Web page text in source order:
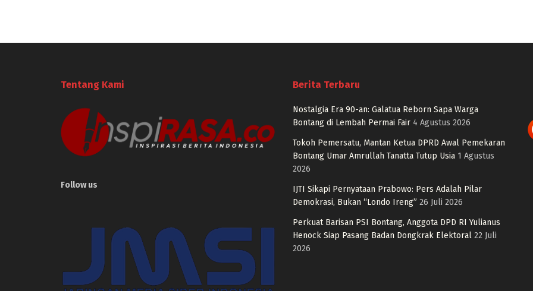
Tentang Kami
Follow us
Berita Terbaru
Nostalgia Era 90-an: Galatua Reborn Sapa Warga
Bontang di Lembah Permai Fair 4 Agustus 2026
Tokoh Pemersatu, Mantan Ketua DPRD Awal Pemekaran
Bontang Umar Amrullah Tanatta Tutup Usia 1 Agustus
2026
IJTI Sikapi Pernyataan Prabowo: Pers Adalah Pilar
Demokrasi, Bukan “Londo Ireng” 26 Juli 2026
Perkuat Barisan PSI Bontang, Anggota DPD RI Yulianus
Henock Siap Pasang Badan Dongkrak Elektoral 22 Juli
2026